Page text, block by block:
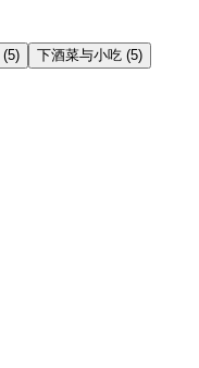
(5) 下酒菜与小吃 (5)